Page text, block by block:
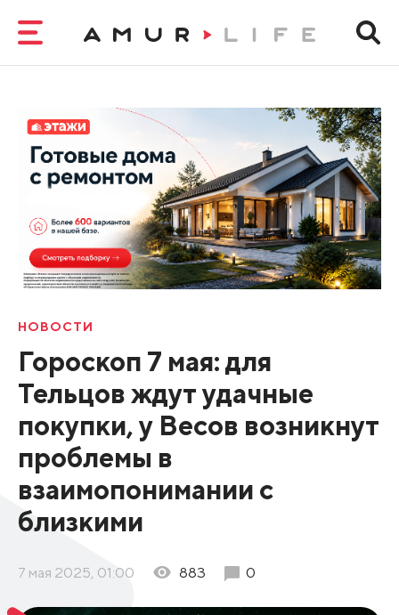
НОВОСТИ
Гороскоп 7 мая: для
Тельцов ждут удачные
покупки, у Весов возникнут
проблемы в
взаимопонимании с
близкими
7 мая 2025, 01:00 883 0